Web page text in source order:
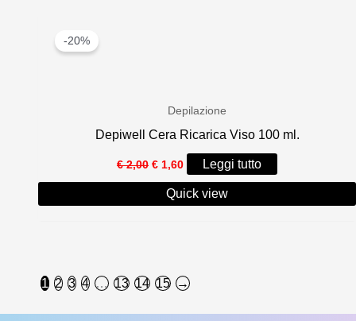
-20%
Depilazione
Depiwell Cera Ricarica Viso 100 ml.
€2,00 Il
prezzo
originale
era:
€ 1,60 Il
prezzo
attuale
è:
Leggi tutto
Quick view
1 2 3 4 … 13 14 15 →